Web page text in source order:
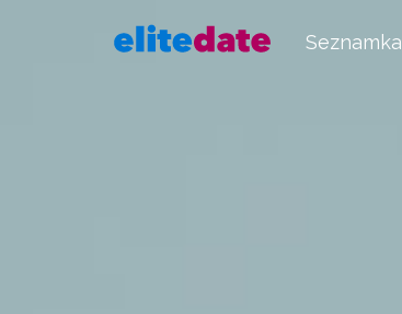
Seznamka